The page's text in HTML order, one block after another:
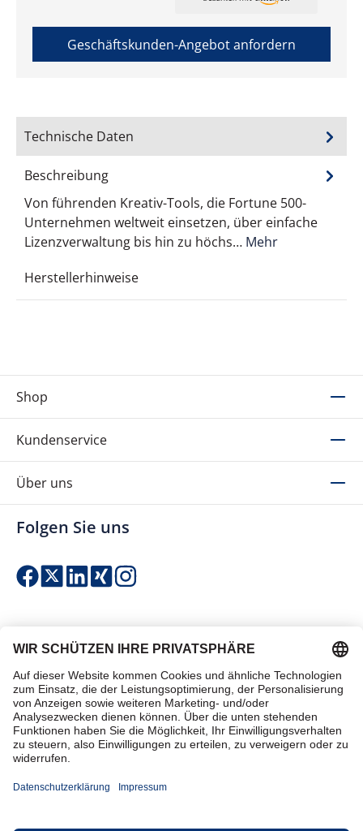
Geschäftskunden-Angebot anfordern
Technische Daten
Beschreibung
Von führenden Kreativ-Tools, die Fortune 500-
Unternehmen weltweit einsetzen, über einfache
Lizenzverwaltung bis hin zu höchs… Mehr
Herstellerhinweise
Shop
Kundenservice
Über uns
Folgen Sie uns
Einfach & sicher bezahlen
Zertifiziert einkaufen